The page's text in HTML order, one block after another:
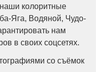
колоритные
Яга, Водяной, Чудо-
нам
в своих соцсетях.
со съёмок